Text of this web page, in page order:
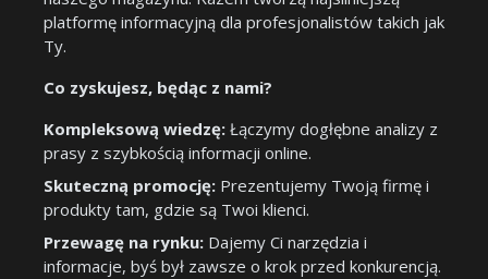
platformę informacyjną dla profesjonalistów takich jak
Ty.
Co zyskujesz, będąc z nami?
Kompleksową wiedzę: Łączymy dogłębne analizy z
prasy z szybkością informacji online.
Skuteczną promocję: Prezentujemy Twoją firmę i
produkty tam, gdzie są Twoi klienci.
Przewagę na rynku: Dajemy Ci narzędzia i
informacje, byś był zawsze o krok przed konkurencją.